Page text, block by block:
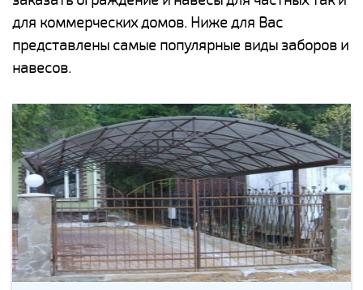
для коммерческих домов. Ниже для Вас
представлены самые популярные виды заборов и
навесов.